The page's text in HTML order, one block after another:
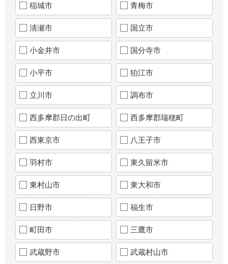
稲城市 青梅市
清瀬市 国立市
小金井市 国分寺市
小平市 狛江市
立川市 調布市
西多摩郡日の出町 西多摩郡瑞穂町
西東京市 八王子市
羽村市 東久留米市
東村山市 東大和市
日野市 福生市
町田市 三鷹市
武蔵野市 武蔵村山市